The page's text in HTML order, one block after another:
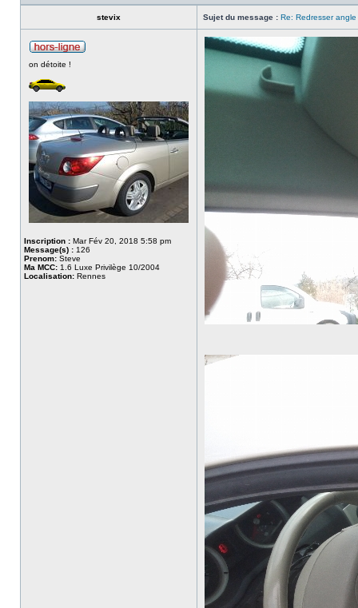
stevix Sujet du message : Re: Redresser
on détoite !
Inscription : Mar Fév 20, 2018 5:58 pm
Message(s) : 126
Prenom: Steve
Ma MCC: 1.6 Luxe Privilège 10/2004
Localisation: Rennes